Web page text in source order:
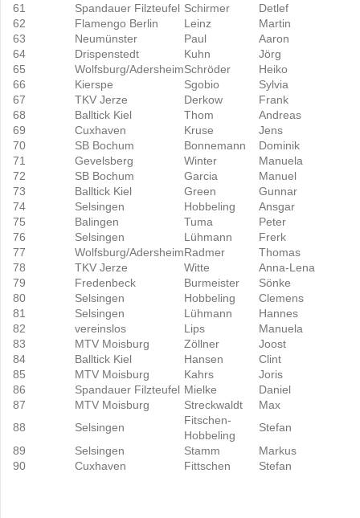
61
Spandauer Filzteufel Schirmer Detlef
62
Flamengo Berlin Leinz Martin
63
Neumünster Paul Aaron
64
Drispenstedt Kuhn Jörg
65
Wolfsburg/AdersheimSchröder Heiko
66
Kierspe Sgobio Sylvia
67
TKV Jerze Derkow Frank
68
Balltick Kiel Thom
Andreas
69
Cuxhaven Kruse
Jens
70
SB Bochum Bonnemann Dominik
71
Gevelsberg Winter Manuela
72
SB Bochum Garcia
Manuel
73
Balltick Kiel Green
Gunnar
74
Selsingen Hobbeling
Ansgar
75
Balingen Tuma
Peter
76
Selsingen Lühmann
Frerk
77
Wolfsburg/AdersheimRadmer
Thomas
78
TKV Jerze Witte
Anna-Lena
79
Fredenbeck Burmeister
Sönke
80
Selsingen Hobbeling
Clemens
81
Selsingen Lühmann
Hannes
82
vereinslos Lips
Manuela
83
MTV Moisburg Zöllner
Joost
84
Balltick Kiel Hansen
Clint
85
MTV Moisburg Kahrs
Joris
86
Spandauer Filzteufel Mielke
Daniel
87
MTV Moisburg Streckwaldt
Max
88
Selsingen
Fitschen-
Hobbeling
Stefan
89
Selsingen Stamm
Markus
90
Cuxhaven Fittschen Stefan